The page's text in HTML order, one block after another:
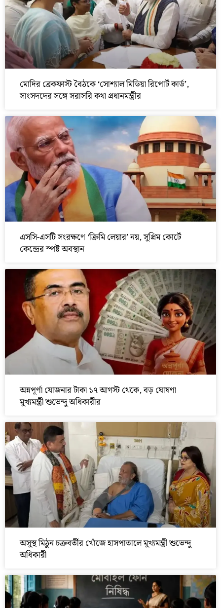
মোদির ব্রেকফাস্ট বৈঠকে ‘সোশ্যাল মিডিয়া রিপোর্ট কার্ড’,
সাংসদদের সঙ্গে সরাসরি কথা প্রধানমন্ত্রীর
এসসি-এসটি সংরক্ষণে ‘ক্রিমি লেয়ার’ নয়, সুপ্রিম কোর্টে
কেন্দ্রের স্পষ্ট অবস্থান
অন্নপূর্ণা যোজনার টাকা ১৭ আগস্ট থেকে, বড় ঘোষণা
মুখ্যমন্ত্রী শুভেন্দু অধিকারীর
অসুস্থ মিঠুন চক্রবর্তীর খোঁজে হাসপাতালে মুখ্যমন্ত্রী শুভেন্দু
অধিকারী